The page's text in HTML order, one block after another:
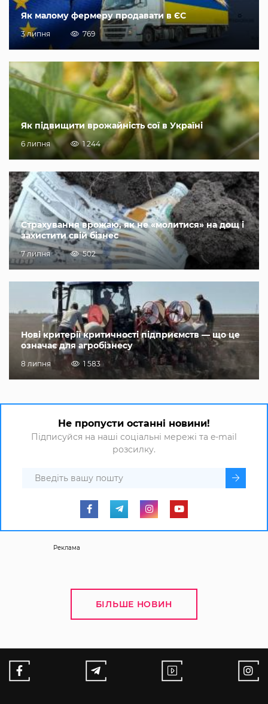
Як малому фермеру продавати в ЄС
3 липня 769
Як підвищити врожайність сої в Україні
6 липня 1 244
Страхування врожаю, як не «молитися» на дощ і
захистити свій бізнес
7 липня 502
Нові критерії критичності підприємств — що це
означає для агробізнесу
8 липня 1 583
Не пропусти останні новини!
Підписуйся на наші соціальні мережі та e-mail
розсилку.
Реклама
БІЛЬШЕ НОВИН